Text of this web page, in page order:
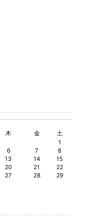
木 金
土
1
6 7
8
13 14
15
20 21
22
27 28
29